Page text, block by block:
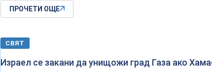
ПРОЧЕТИ ОЩЕ
СВЯТ
Израел се закани да унищожи град Газа ако